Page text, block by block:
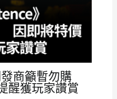
商籲暫勿購
獲玩家讚賞